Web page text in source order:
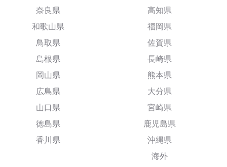
奈良県
和歌山県
鳥取県
島根県
岡山県
広島県
山口県
徳島県
香川県
高知県
福岡県
佐賀県
長崎県
熊本県
大分県
宮崎県
鹿児島県
沖縄県
海外